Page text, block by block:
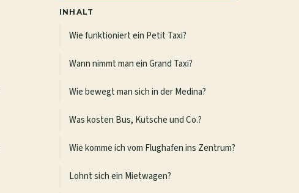
INHALT
Wie funktioniert ein Petit Taxi?
Wann nimmt man ein Grand Taxi?
Wie bewegt man sich in der Medina?
Was kosten Bus, Kutsche und Co.?
Wie komme ich vom Flughafen ins Zentrum?
Lohnt sich ein Mietwagen?